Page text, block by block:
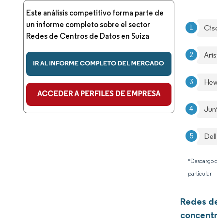
Este análisis competitivo forma parte de
un informe completo sobre el sector
Redes de Centros de Datos en Suiza
*Descargo
particular
Redes